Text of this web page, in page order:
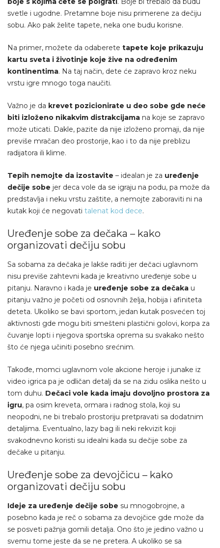
svetle i ugodne. Pretamne boje nisu primerene za dečiju
sobu. Ako pak želite tapete, neka one budu korisne.
Na primer, možete da odaberete tapete koje prikazuju
kartu sveta i životinje koje žive na određenim
kontinentima. Na taj način, dete će zapravo kroz neku
vrstu igre mnogo toga naučiti.
Važno je da krevet pozicionirate u deo sobe gde neće
biti izloženo nikakvim distrakcijama na koje se zapravo
može uticati. Dakle, pazite da nije izloženo promaji, da nije
previše mračan deo prostorije, kao i to da nije preblizu
radijatora ili klime.
Tepih nemojte da izostavite – idealan je za uređenje
dečije sobe jer deca vole da se igraju na podu, pa može da
predstavlja i neku vrstu zaštite, a nemojte zaboraviti ni na
kutak koji će negovati talenat kod dece.
Uređenje sobe za dečaka – kako
organizovati dečiju sobu
Sa sobama za dečaka je lakše raditi jer dečaci uglavnom
nisu previše zahtevni kada je kreativno uređenje sobe u
pitanju. Naravno i kada je uređenje sobe za dečaka u
pitanju važno je početi od osnovnih želja, hobija i afiniteta
deteta. Ukoliko se bavi sportom, jedan kutak posvećen toj
aktivnosti gde mogu biti smešteni plastični golovi, korpa za
čuvanje lopti i njegova sportska oprema su svakako nešto
što će njega učiniti posebno srećnim.
Takođe, momci uglavnom vole akcione heroje i junake iz
video igrica pa je odličan detalj da se na zidu oslika nešto u
tom duhu. Dečaci vole kada imaju dovoljno prostora za
igru, pa osim kreveta, ormara i radnog stola, koji su
neopodni, ne bi trebalo prostoriju pretpravati sa dodatnim
detaljima. Eventualno, lazy bag ili neki rekvizit koji
svakodnevno koristi su idealni kada su dečije sobe za
dečake u pitanju.
Uređenje sobe za devojčicu – kako
organizovati dečiju sobu
Ideje za uređenje dečije sobe su mnogobrojne, a
posebno kada je reč o sobama za devojčice gde može da
se posveti pažnja gomili detalja. Ono što je jedino važno u
svemu tome jeste da se ne pretera. A ukoliko se sa